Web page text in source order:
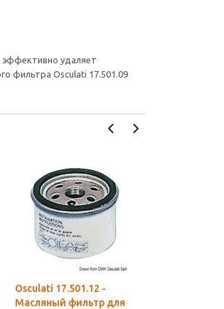
эффективно удаляет
фильтра Osculati 17.501.09
Osculati 17.501.12 -
Масляный фильтр для